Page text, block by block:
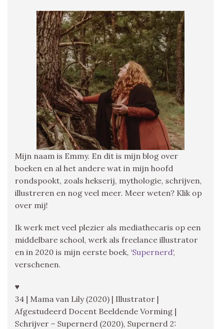
Mijn naam is Emmy. En dit is mijn blog over
boeken en al het andere wat in mijn hoofd
rondspookt, zoals hekserij, mythologie, schrijven,
illustreren en nog veel meer. Meer weten? Klik op
over mij!
Ik werk met veel plezier als mediathecaris op een
middelbare school, werk als freelance illustrator
en in 2020 is mijn eerste boek, ‘Supernerd‘,
verschenen.
♥
34 | Mama van Lily (2020) | Illustrator |
Afgestudeerd Docent Beeldende Vorming |
Schrijver – Supernerd (2020), Supernerd 2: